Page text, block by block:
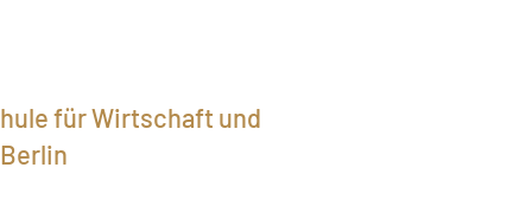
für Wirtschaft und